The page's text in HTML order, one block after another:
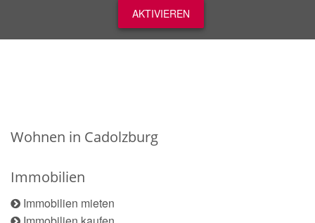
AKTIVIEREN
Wohnen in Cadolzburg
Immobilien
Immobilien mieten